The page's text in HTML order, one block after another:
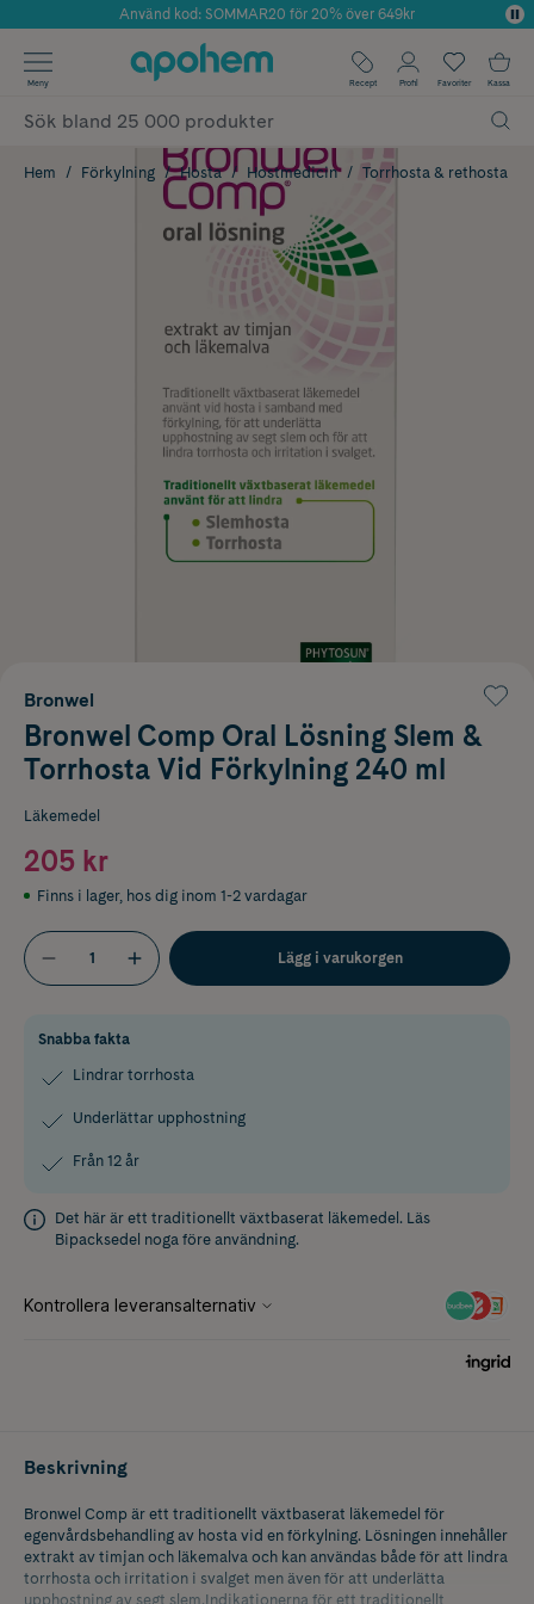
Årets Butik 2025 inom Skönhet
Använd kod: SOMMAR20 för 20% över 649kr
✓ Fri frakt
✓ Poäng på alla köp*
Meny Recept Profil Favoriter Kassa
Hem Förkylning Hosta Hostmedicin Torrhosta & rethosta
Bronwel
Bronwel Comp Oral Lösning Slem &
Torrhosta Vid Förkylning 240 ml
Läkemedel
205 kr
Finns i lager, hos dig inom 1-2 vardagar
Lägg i varukorgen
Snabba fakta
Lindrar torrhosta
Underlättar upphostning
Från 12 år
Det här är ett traditionellt växtbaserat läkemedel. Läs
Bipacksedel noga före användning.
Beskrivning
Bronwel Comp är ett traditionellt växtbaserat läkemedel för
egenvårdsbehandling av hosta vid en förkylning. Lösningen innehåller
extrakt av timjan och läkemalva och kan användas både för att lindra
torrhosta och irritation i svalget men även för att underlätta
upphostning av segt slem.Indikationerna för ett traditionellt